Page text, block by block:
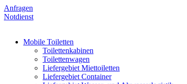
Anfragen
Notdienst
Mobile Toiletten
Toilettenkabinen
Toilettenwagen
Liefergebiet Miettoiletten
Liefergebiet Container